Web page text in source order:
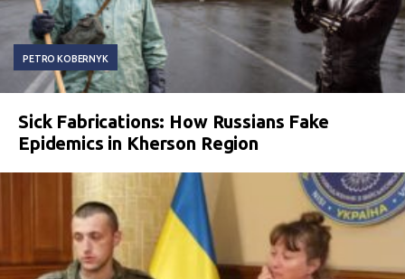
PETRO KOBERNYK
Sick Fabrications: How Russians Fake
Epidemics in Kherson Region